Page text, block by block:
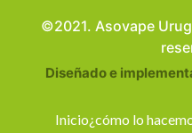
©2021. Asovape
Diseñado e
Inicio¿cómo lo